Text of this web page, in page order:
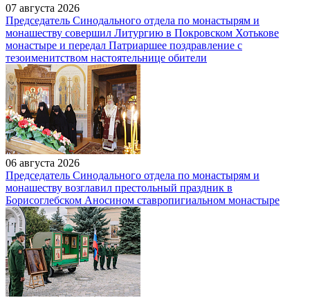
07 августа 2026
Председатель Синодального отдела по монастырям и
монашеству совершил Литургию в Покровском Хотькове
монастыре и передал Патриаршее поздравление с
тезоименитством настоятельнице обители
06 августа 2026
Председатель Синодального отдела по монастырям и
монашеству возглавил престольный праздник в
Борисоглебском Аносином ставропигиальном монастыре